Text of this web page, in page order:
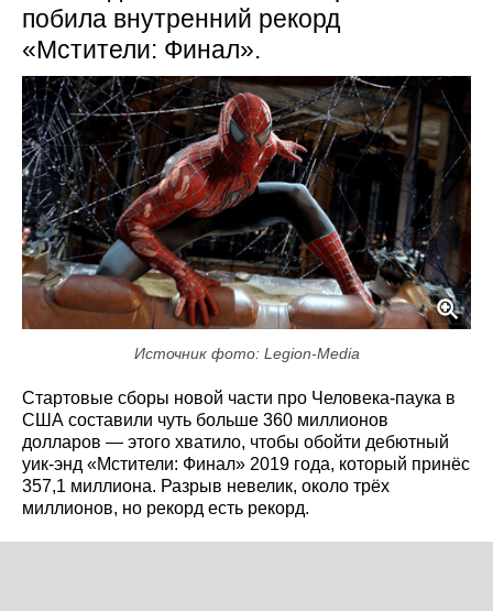
побила внутренний рекорд
«Мстители: Финал».
Источник фото: Legion-Media
Стартовые сборы новой части про Человека-паука в
США составили чуть больше 360 миллионов
долларов — этого хватило, чтобы обойти дебютный
уик-энд «Мстители: Финал» 2019 года, который принёс
357,1 миллиона. Разрыв невелик, около трёх
миллионов, но рекорд есть рекорд.